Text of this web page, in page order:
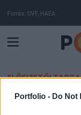
Portfolio - Do Not
Forrás: OVF, HAEA
ELŐFIZETŐI
Rally